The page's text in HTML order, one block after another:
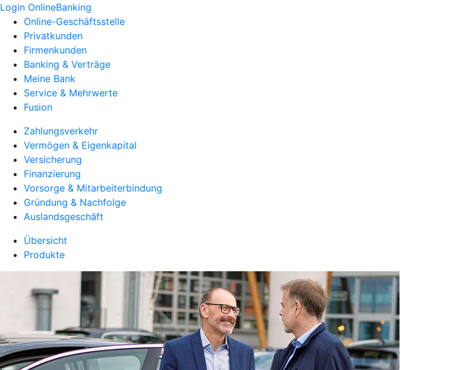
Login OnlineBanking
Online-Geschäftsstelle
Privatkunden
Firmenkunden
Banking & Verträge
Meine Bank
Service & Mehrwerte
Fusion
Zahlungsverkehr
Vermögen & Eigenkapital
Versicherung
Finanzierung
Vorsorge & Mitarbeiterbindung
Gründung & Nachfolge
Auslandsgeschäft
Übersicht
Produkte